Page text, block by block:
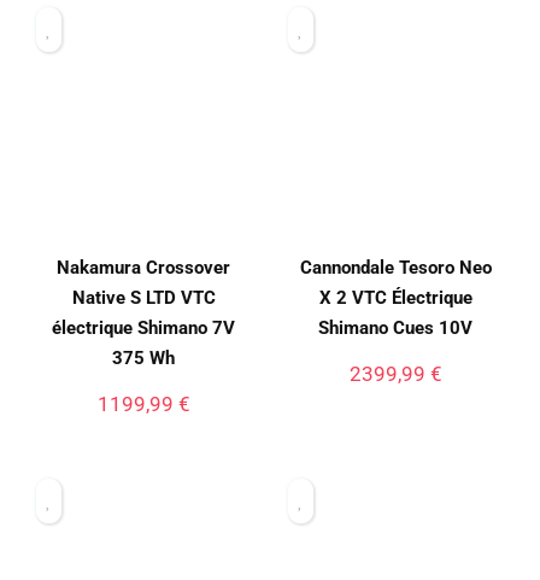
Nakamura Crossover
Native S LTD VTC
électrique Shimano 7V
375 Wh
1199,99 €
Cannondale Tesoro Neo
X 2 VTC Électrique
Shimano Cues 10V
2399,99 €